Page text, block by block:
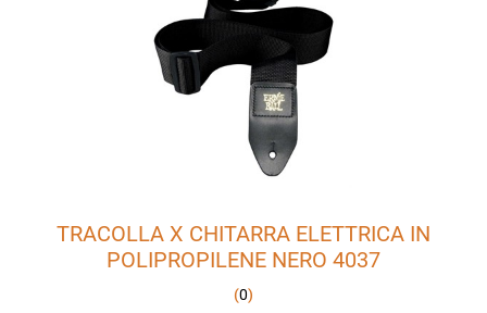
TRACOLLA X CHITARRA ELETTRICA IN
POLIPROPILENE NERO 4037
(0)